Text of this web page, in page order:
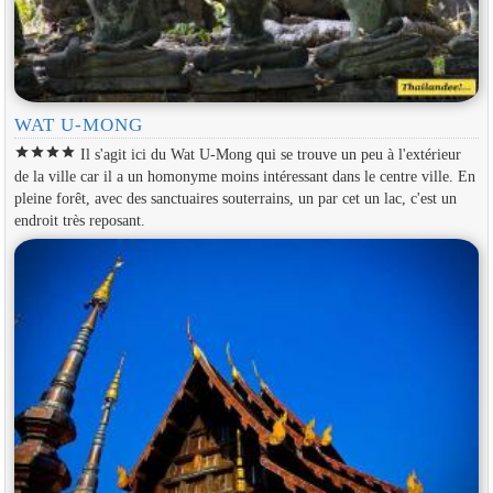
WAT U-MONG
starstarstarstar Il s'agit ici du Wat U-Mong qui se trouve un peu à l'extérieur
de la ville car il a un homonyme moins intéressant dans le centre ville. En
pleine forêt, avec des sanctuaires souterrains, un par cet un lac, c'est un
endroit très reposant.